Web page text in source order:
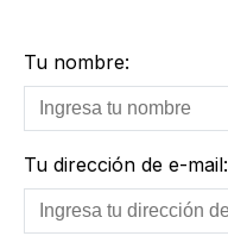
Tu nombre:
Tu dirección de e-mail: